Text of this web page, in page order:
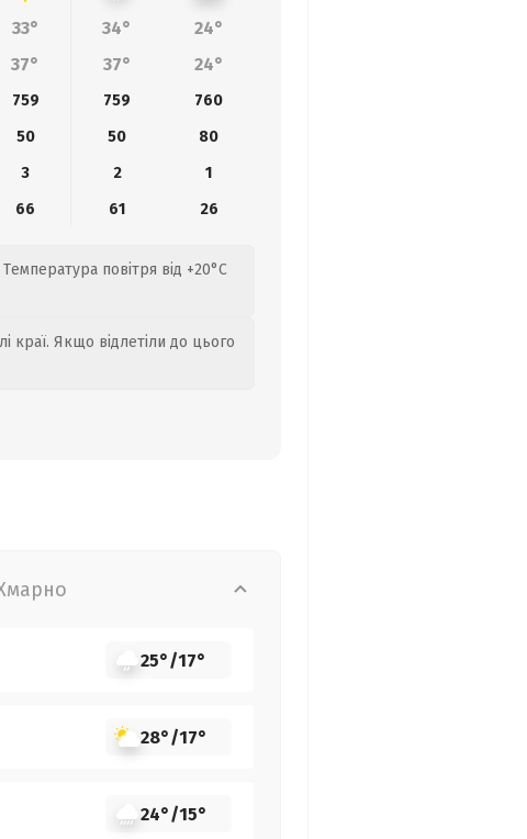
33° 34°
24°
37° 37° 24°
759 759
760
50 50
80
3 2
1
66 61 26
повітря від +20°C
краї. Якщо відлетіли до цього
25°/17°
28°/17°
24°/15°